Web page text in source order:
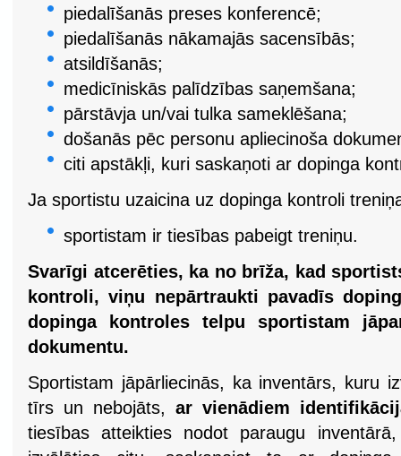
piedalīšanās preses konferencē;
piedalīšanās nākamajās sacensībās;
atsildīšanās;
medicīniskās palīdzības saņemšana;
pārstāvja un/vai tulka sameklēšana;
došanās pēc personu apliecinoša
citi apstākļi, kuri saskaņoti ar dopinga
Ja sportistu uzaicina uz dopinga kontroli
sportistam ir tiesības pabeigt treniņu.
Svarīgi atcerēties, ka no brīža, kad
kontroli, viņu nepārtraukti pavadīs
dopinga kontroles telpu sportistam
dokumentu.
Sportistam jāpārliecinās, ka inventārs, kuru
tīrs un nebojāts, ar vienādiem
tiesības atteikties nodot paraugu